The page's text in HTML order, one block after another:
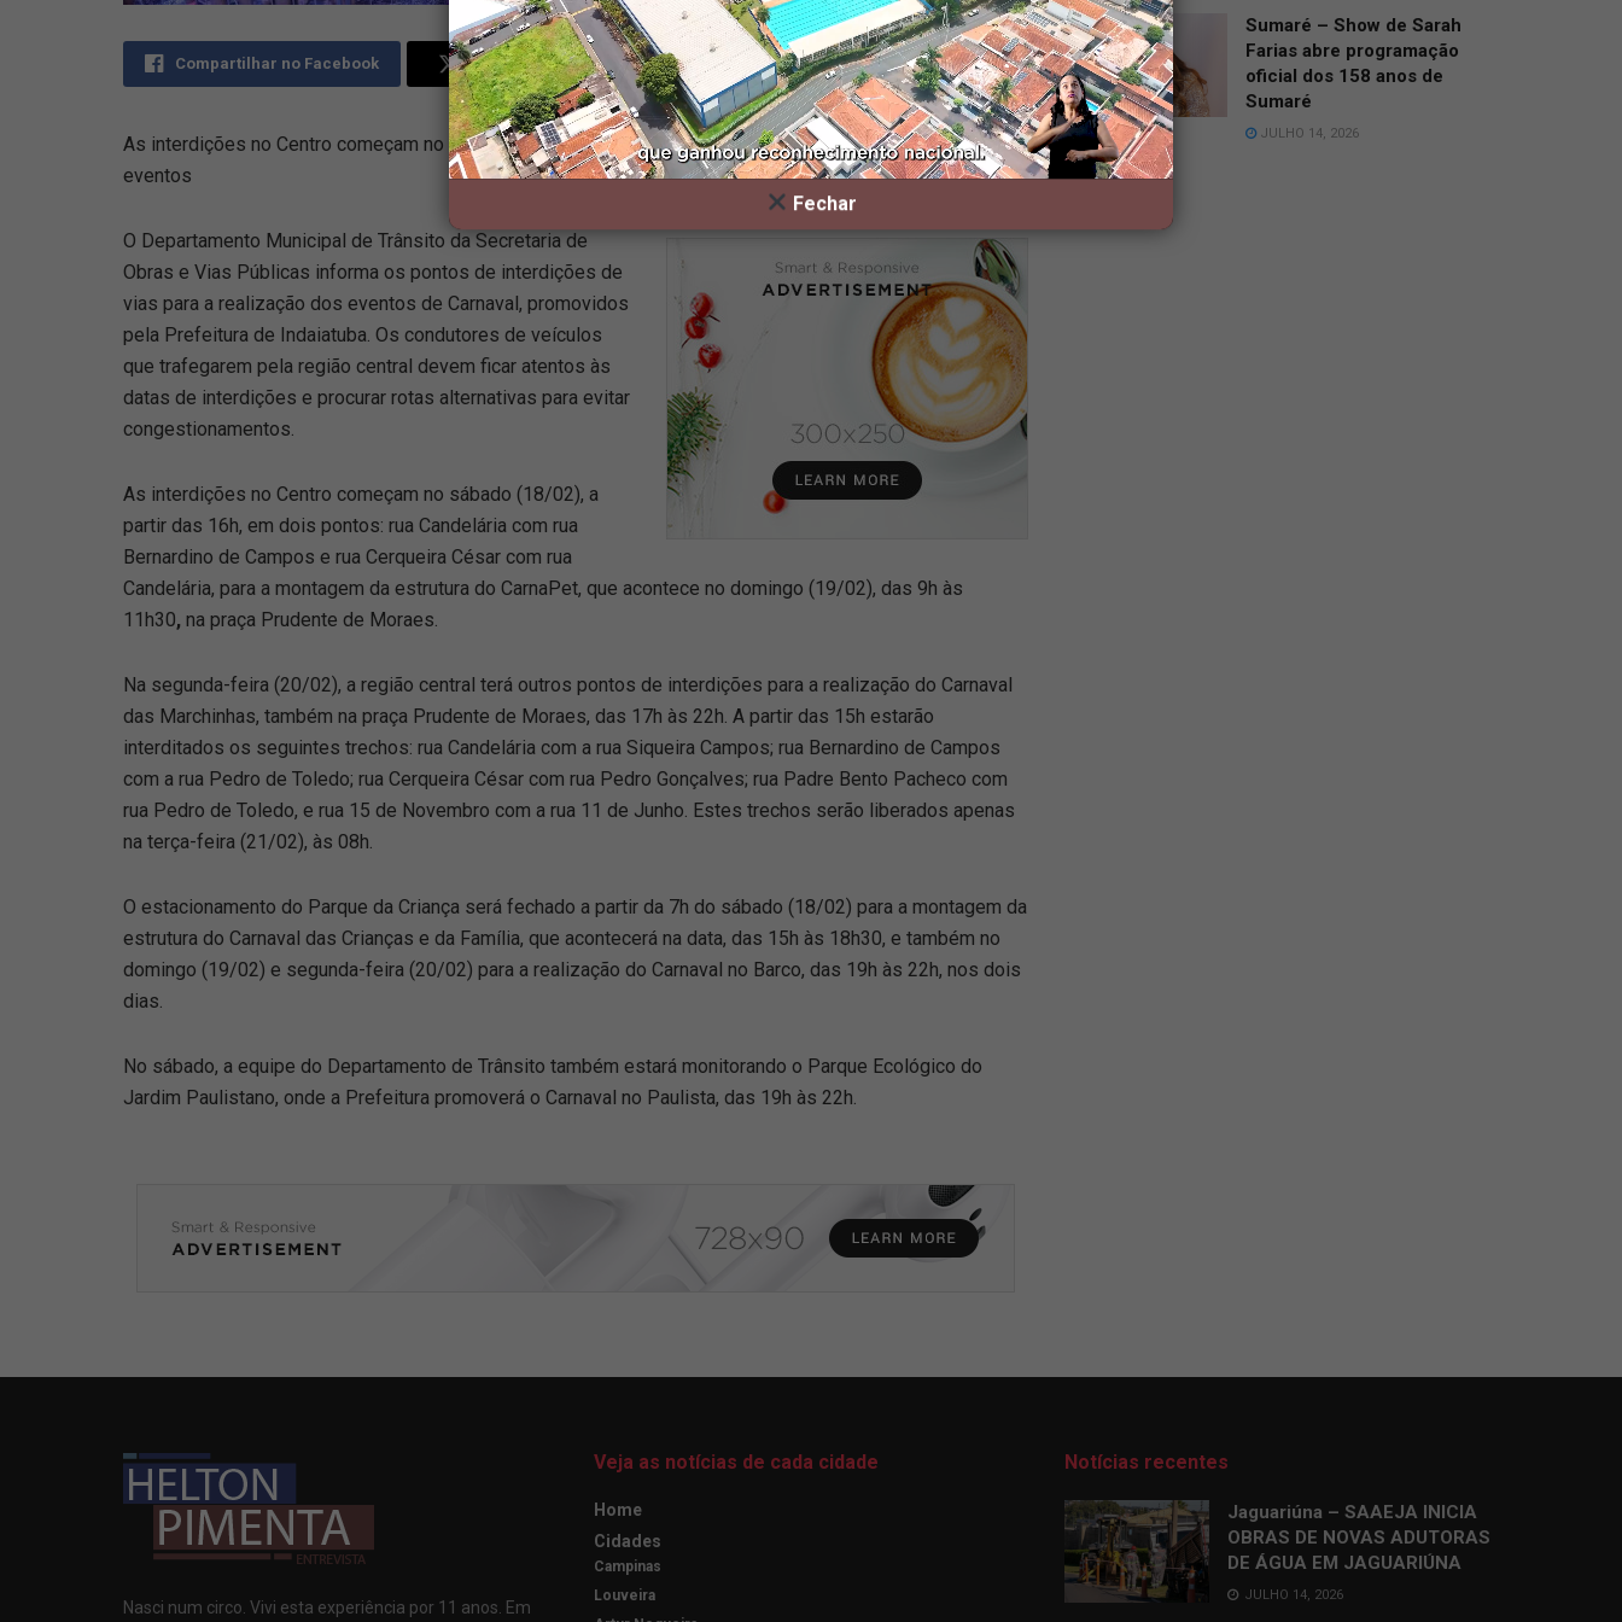
Fechar
Compartilhar no Facebook Compartilhar no Twitter Compartilhar no Whatsapp
As interdições no Centro começam no sábado (18/02), a partir das 16h, para montagem da estrutura dos
eventos
O Departamento Municipal de Trânsito da Secretaria de
Obras e Vias Públicas informa os pontos de interdições de
vias para a realização dos eventos de Carnaval, promovidos
pela Prefeitura de Indaiatuba. Os condutores de veículos
que trafegarem pela região central devem ficar atentos às
datas de interdições e procurar rotas alternativas para evitar
congestionamentos.
As interdições no Centro começam no sábado (18/02), a
partir das 16h, em dois pontos: rua Candelária com rua
Bernardino de Campos e rua Cerqueira César com rua
Candelária, para a montagem da estrutura do CarnaPet, que acontece no domingo (19/02), das 9h às
11h30, na praça Prudente de Moraes.
Na segunda-feira (20/02), a região central terá outros pontos de interdições para a realização do Carnaval
das Marchinhas, também na praça Prudente de Moraes, das 17h às 22h. A partir das 15h estarão
interditados os seguintes trechos: rua Candelária com a rua Siqueira Campos; rua Bernardino de Campos
com a rua Pedro de Toledo; rua Cerqueira César com rua Pedro Gonçalves; rua Padre Bento Pacheco com
rua Pedro de Toledo, e rua 15 de Novembro com a rua 11 de Junho. Estes trechos serão liberados apenas
na terça-feira (21/02), às 08h.
O estacionamento do Parque da Criança será fechado a partir da 7h do sábado (18/02) para a montagem da
estrutura do Carnaval das Crianças e da Família, que acontecerá na data, das 15h às 18h30, e também no
domingo (19/02) e segunda-feira (20/02) para a realização do Carnaval no Barco, das 19h às 22h, nos dois
dias.
No sábado, a equipe do Departamento de Trânsito também estará monitorando o Parque Ecológico do
Jardim Paulistano, onde a Prefeitura promoverá o Carnaval no Paulista, das 19h às 22h.
Sumaré – Show de Sarah
Farias abre programação
oficial dos 158 anos de
Sumaré
JULHO 14, 2026
Nasci num circo. Vivi esta experiência por 11 anos. Em
Veja as notícias de cada cidade
Home
Cidades
Campinas
Louveira
Notícias recentes
Jaguariúna – SAAEJA INICIA
OBRAS DE NOVAS ADUTORAS
DE ÁGUA EM JAGUARIÚNA
JULHO 14, 2026